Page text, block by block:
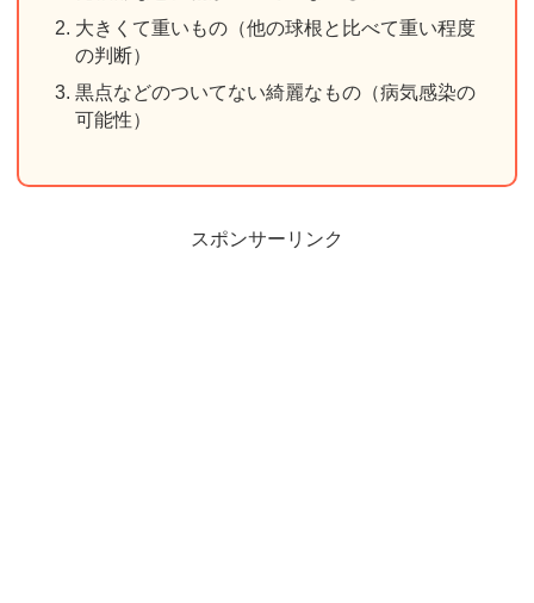
大きくて重いもの（他の球根と比べて重い程度
の判断）
黒点などのついてない綺麗なもの（病気感染の
可能性）
スポンサーリンク